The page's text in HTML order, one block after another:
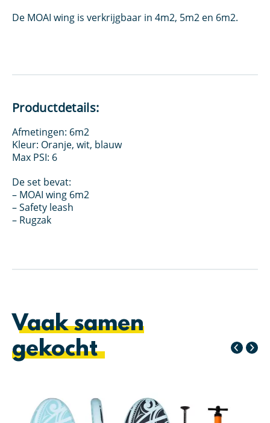
De MOAI wing is verkrijgbaar in 4m2, 5m2 en 6m2.
Productdetails:
Afmetingen: 6m2
Kleur: Oranje, wit, blauw
Max PSI: 6
De set bevat:
– MOAI wing 6m2
– Safety leash
– Rugzak
Vaak samen
gekocht